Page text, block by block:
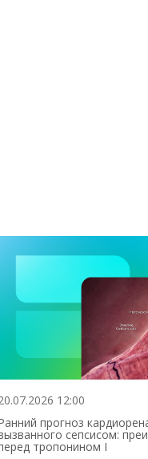
12:00
прогноз
сепсисом:
тропонином I